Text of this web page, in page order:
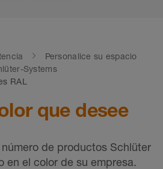
Personalice su espacio
Systems
RAL
que desee
de productos Schlüter
en el color de su empresa.